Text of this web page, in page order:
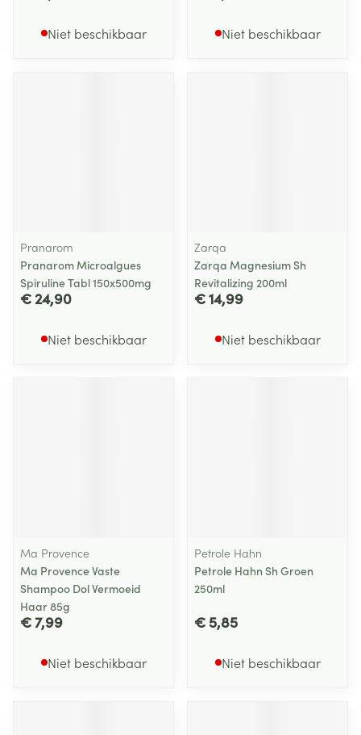
Niet beschikbaar Niet beschikbaar
Pranarom
Pranarom Microalgues
Spiruline Tabl 150x500mg
€ 24,90
Niet beschikbaar
Zarqa
Zarqa Magnesium Sh
Revitalizing 200ml
€ 14,99
Niet beschikbaar
Ma Provence
Ma Provence Vaste
Shampoo Dol Vermoeid
Haar 85g
€ 7,99
Niet beschikbaar
Petrole Hahn
Petrole Hahn Sh Groen
250ml
€ 5,85
Niet beschikbaar